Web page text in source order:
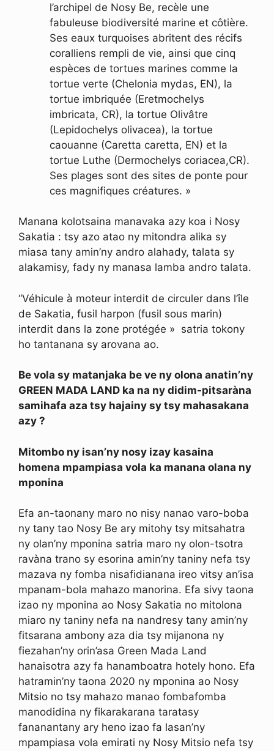
l’archipel de Nosy Be, recèle une
fabuleuse biodiversité marine et côtière.
Ses eaux turquoises abritent des récifs
coralliens rempli de vie, ainsi que cinq
espèces de tortues marines comme la
tortue verte (Chelonia mydas, EN), la
tortue imbriquée (Eretmochelys
imbricata, CR), la tortue Olivâtre
(Lepidochelys olivacea), la tortue
caouanne (Caretta caretta, EN) et la
tortue Luthe (Dermochelys coriacea,CR).
Ses plages sont des sites de ponte pour
ces magnifiques créatures. »
Manana kolotsaina manavaka azy koa i Nosy
Sakatia : tsy azo atao ny mitondra alika sy
miasa tany amin’ny andro alahady, talata sy
alakamisy, fady ny manasa lamba andro talata.
“Véhicule à moteur interdit de circuler dans l’île
de Sakatia, fusil harpon (fusil sous marin)
interdit dans la zone protégée » satria tokony
ho tantanana sy arovana ao.
Be vola sy matanjaka be ve ny olona anatin’ny
GREEN MADA LAND ka na ny didim-pitsaràna
samihafa aza tsy hajainy sy tsy mahasakana
azy ?
Mitombo ny isan’ny nosy izay kasaina
homena mpampiasa vola ka manana olana ny
mponina
Efa an-taonany maro no nisy nanao varo-boba
ny tany tao Nosy Be ary mitohy tsy mitsahatra
ny olan’ny mponina satria maro ny olon-tsotra
ravàna trano sy esorina amin’ny taniny nefa tsy
mazava ny fomba nisafidianana ireo vitsy an’isa
mpanam-bola mahazo manorina. Efa sivy taona
izao ny mponina ao Nosy Sakatia no mitolona
miaro ny taniny nefa na nandresy tany amin’ny
fitsarana ambony aza dia tsy mijanona ny
fiezahan’ny orin’asa Green Mada Land
hanaisotra azy fa hanamboatra hotely hono. Efa
hatramin’ny taona 2020 ny mponina ao Nosy
Mitsio no tsy mahazo manao fombafomba
manodidina ny fikarakarana taratasy
fananantany ary heno izao fa lasan’ny
mpampiasa vola emirati ny Nosy Mitsio nefa tsy